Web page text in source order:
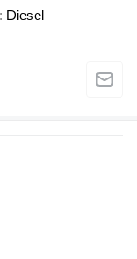
Diesel